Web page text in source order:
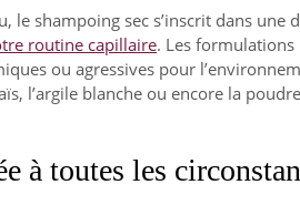
le shampoing sec s’inscrit dans
routine capillaire. Les
ou agressives pour
l’argile blanche ou encore la
à toutes les